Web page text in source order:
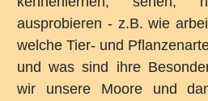
ausprobieren - z.B. wie
welche Tier- und
und was sind ihre
wir unsere Moore und